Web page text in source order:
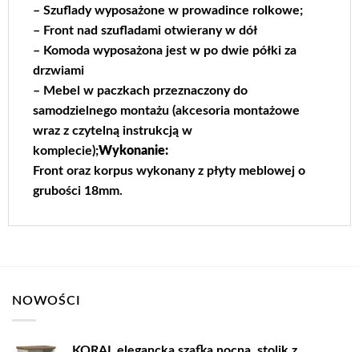
– Szuflady wyposażone w prowadince rolkowe;
– Front nad szufladami otwierany w dół
– Komoda wyposażona jest w po dwie półki za
drzwiami
– Mebel w paczkach przeznaczony do
samodzielnego montażu (akcesoria montażowe
wraz z czytelną instrukcją w
komplecie);Wykonanie:
Front oraz korpus wykonany z płyty meblowej o
grubości 18mm.
NOWOŚCI